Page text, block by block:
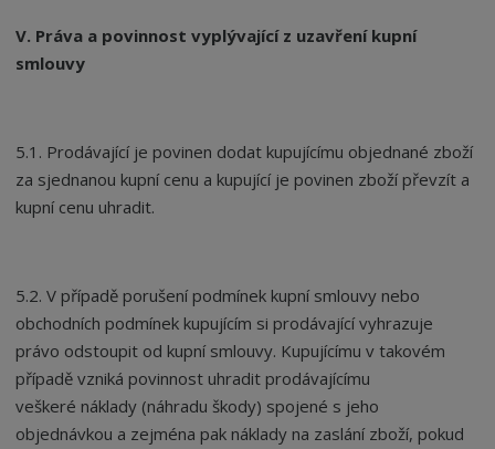
V. Práva a povinnost vyplývající z uzavření kupní
smlouvy
5.1. Prodávající je povinen dodat kupujícímu objednané zboží
za sjednanou kupní cenu a kupující je povinen zboží převzít a
kupní cenu uhradit.
5.2. V případě porušení podmínek kupní smlouvy nebo
obchodních podmínek kupujícím si prodávající vyhrazuje
právo odstoupit od kupní smlouvy. Kupujícímu v takovém
případě vzniká povinnost uhradit prodávajícímu
veškeré náklady (náhradu škody) spojené s jeho
objednávkou a zejména pak náklady na zaslání zboží, pokud